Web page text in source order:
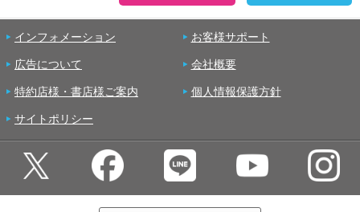
インフォメーション お客様サポート
広告について 会社概要
特約店様・書店様ご案内 個人情報保護方針
サイトポリシー